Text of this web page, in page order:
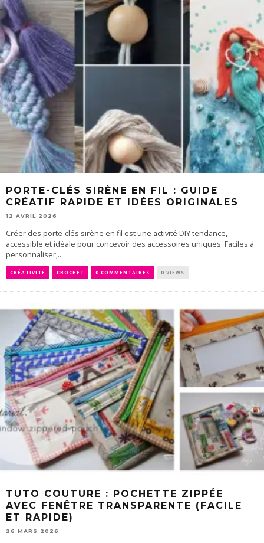
PORTE-CLÉS SIRÈNE EN FIL : GUIDE
CRÉATIF RAPIDE ET IDÉES ORIGINALES
12 AVRIL 2026
Créer des porte-clés sirène en fil est une activité DIY tendance,
accessible et idéale pour concevoir des accessoires uniques. Faciles à
personnaliser,...
CRÉATIVITÉ CROCHET 0 COMMENTAIRES 0 VIEWS
TUTO COUTURE : POCHETTE ZIPPÉE
AVEC FENÊTRE TRANSPARENTE (FACILE
ET RAPIDE)
26 MARS 2026